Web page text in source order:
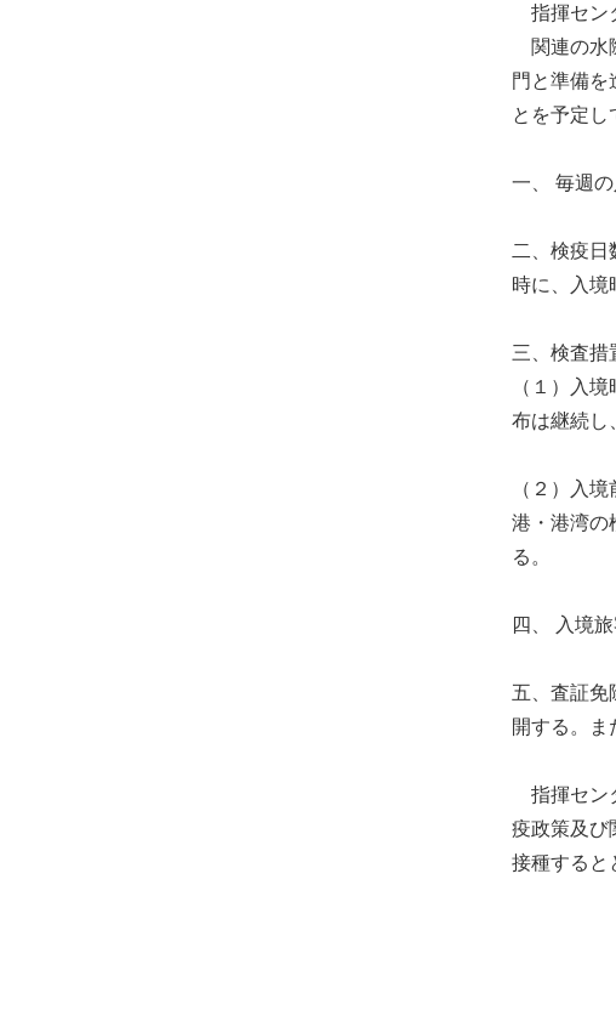
指揮セン
関連の水
門と準備を
とを予定し
一、 毎週
二、検疫日
時に、入境
三、検査措
（１）入
布は継続し
（２）入
港・港湾の
る。
四、 入境
五、査証免
開する。ま
指揮セン
疫政策及び
接種すると